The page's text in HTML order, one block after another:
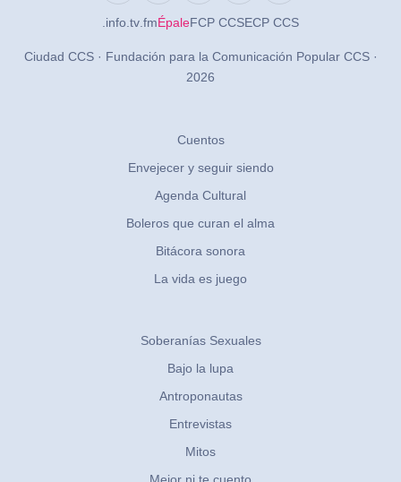
.info .tv .fmÉpaleFCP CCSECP CCS
Ciudad CCS · Fundación para la Comunicación Popular CCS ·
2026
Cuentos
Envejecer y seguir siendo
Agenda Cultural
Boleros que curan el alma
Bitácora sonora
La vida es juego
Soberanías Sexuales
Bajo la lupa
Antroponautas
Entrevistas
Mitos
Mejor ni te cuento